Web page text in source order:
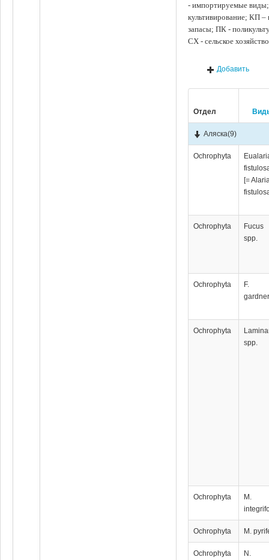
- импортируемые
культивирование; КП
запасы; ПК -
СХ - сельское
Добавить
Отдел
Аляска(9)
Ochrophyta
[=
Ochrophyta
Fucus
spp.
Ochrophyta
F.
Ochrophyta
spp.
Ochrophyta
M.
Ochrophyta M.
Ochrophyta
N.